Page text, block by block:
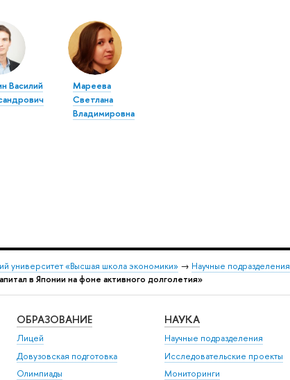
Василий
Мареева
Светлана
Владимировна
университет «Высшая школа экономики» → Научные подразделения
в Японии на фоне активного долголетия»
ОБРАЗОВАНИЕ
Лицей
Довузовская подготовка
Олимпиады
НАУКА
Научные подразделения
Исследовательские проекты
Мониторинги